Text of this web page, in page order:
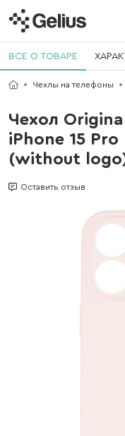
ВСЕ О ТОВАРЕ
Чехлы на телефоны
Чехол
iPhone 15 Pro
(without
Оставить отзыв